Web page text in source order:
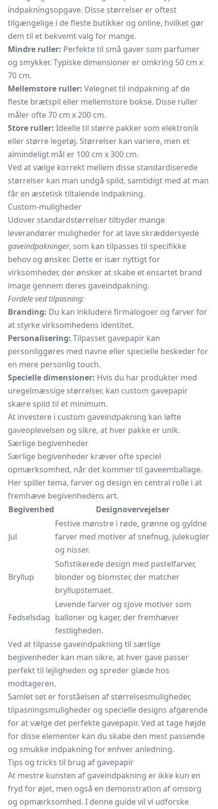
indpakningsopgave. Disse størrelser er oftest
tilgængelige i de fleste butikker og online, hvilket gør
dem til et bekvemt valg for mange.
Mindre ruller: Perfekte til små gaver som parfumer
og smykker. Typiske dimensioner er omkring 50 cm x
70 cm.
Mellemstore ruller: Velegnet til indpakning af de
fleste brætspil eller mellemstore bokse. Disse ruller
måler ofte 70 cm x 200 cm.
Store ruller: Ideelle til større pakker som elektronik
eller større legetøj. Størrelser kan variere, men et
almindeligt mål er 100 cm x 300 cm.
Ved at vælge korrekt mellem disse standardiserede
størrelser kan man undgå spild, samtidigt med at man
får en æstetisk tiltalende indpakning.
Custom-muligheder
Udover standardstørrelser tilbyder mange
leverandører muligheder for at lave skræddersyede
gaveindpakninger, som kan tilpasses til specifikke
behov og ønsker. Dette er især nyttigt for
virksomheder, der ønsker at skabe et ensartet brand
image gennem deres gaveindpakning.
Fordele ved tilpasning:
Branding: Du kan inkludere firmalogoer og farver for
at styrke virksomhedens identitet.
Personalisering: Tilpasset gavepapir kan
personliggøres med navne eller specielle beskeder for
en mere personlig touch.
Specielle dimensioner: Hvis du har produkter med
uregelmæssige størrelser, kan custom gavepapir
skære spild til et minimum.
At investere i custom gaveindpakning kan løfte
gaveoplevelsen og sikre, at hver pakke er unik.
Særlige begivenheder
Særlige begivenheder kræver ofte speciel
opmærksomhed, når det kommer til gaveemballage.
Her spiller tema, farver og design en central rolle i at
fremhæve begivenhedens art.
Begivenhed
Designovervejelser
Jul
Festive mønstre i røde, grønne og gyldne
farver med motiver af snefnug, julekugler
og nisser.
Bryllup
Sofistikerede design med pastelfarver,
blonder og blomster, der matcher
bryllupstemaet.
Fødselsdag
Levende farver og sjove motiver som
balloner og kager, der fremhæver
festligheden.
Ved at tilpasse gaveindpakning til særlige
begivenheder kan man sikre, at hver gave passer
perfekt til lejligheden og spreder glæde hos
modtageren.
Samlet set er forståelsen af størrelsesmuligheder,
tilpasningsmuligheder og specielle designs afgørende
for at vælge det perfekte gavepapir. Ved at tage højde
for disse elementer kan du skabe den mest passende
og smukke indpakning for enhver anledning.
Tips og tricks til brug af gavepapir
At mestre kunsten af gaveindpakning er ikke kun en
fryd for øjet, men også en demonstration af omsorg
og opmærksomhed. I denne guide vil vi udforske